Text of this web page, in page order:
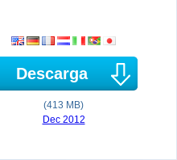
Descarga
(413 MB)
Dec 2012